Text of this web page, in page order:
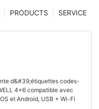
SERVICE
PRODUCTS